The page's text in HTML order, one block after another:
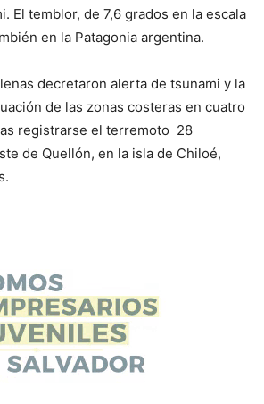
El temblor, de 7,6 grados en la escala
en la Patagonia argentina.
decretaron alerta de tsunami y la
de las zonas costeras en cuatro
registrarse el terremoto 28
de Quellón, en la isla de Chiloé,